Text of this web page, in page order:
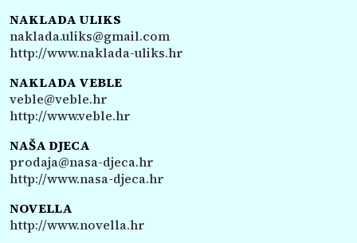
NAKLADA ULIKS
naklada.uliks@gmail.com
http://www.naklada-uliks.hr
NAKLADA VEBLE
veble@veble.hr
http://www.veble.hr
NAŠA DJECA
prodaja@nasa-djeca.hr
http://www.nasa-djeca.hr
NOVELLA
http://www.novella.hr